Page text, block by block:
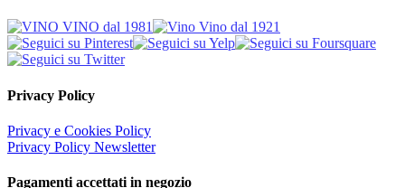
Privacy Policy
Privacy e Cookies Policy
Privacy Policy Newsletter
Pagamenti accettati in negozio